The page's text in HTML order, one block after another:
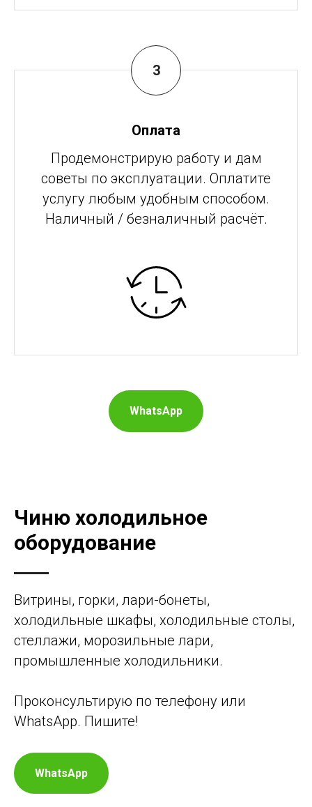
Оплата
Продемонстрирую работу и дам
советы по эксплуатации. Оплатите
услугу любым удобным способом.
Наличный / безналичный расчёт.
WhatsApp
Чиню холодильное
оборудование
Витрины, горки, лари-бонеты,
холодильные шкафы, холодильные столы,
стеллажи, морозильные лари,
промышленные холодильники.
Проконсультирую по телефону или
WhatsApp. Пишите!
WhatsApp